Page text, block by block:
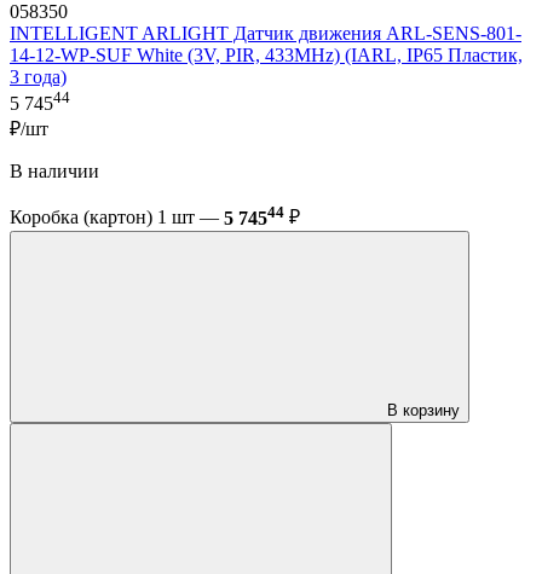
058350
INTELLIGENT ARLIGHT Датчик движения ARL-SENS-801-
14-12-WP-SUF White (3V, PIR, 433MHz) (IARL, IP65 Пластик,
3 года)
5 74544
₽/шт
В наличии
Коробка (картон) 1 шт — 5 74544 ₽
В корзину